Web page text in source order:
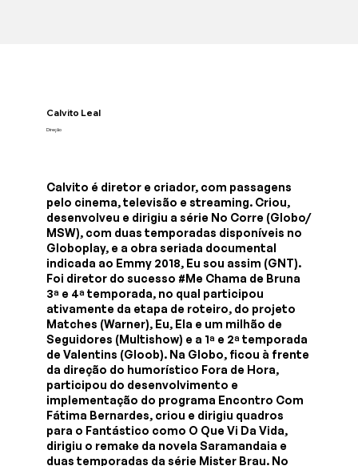
Calvito Leal
Direção
Calvito é diretor e criador, com passagens
pelo cinema, televisão e streaming. Criou,
desenvolveu e dirigiu a série No Corre (Globo/
MSW), com duas temporadas disponíveis no
Globoplay, e a obra seriada documental
indicada ao Emmy 2018, Eu sou assim (GNT).
Foi diretor do sucesso #Me Chama de Bruna
3ª e 4ª temporada, no qual participou
ativamente da etapa de roteiro, do projeto
Matches (Warner), Eu, Ela e um milhão de
Seguidores (Multishow) e a 1ª e 2ª temporada
de Valentins (Gloob). Na Globo, ficou à frente
da direção do humorístico Fora de Hora,
participou do desenvolvimento e
implementação do programa Encontro Com
Fátima Bernardes, criou e dirigiu quadros
para o Fantástico como O Que Vi Da Vida,
dirigiu o remake da novela Saramandaia e
duas temporadas da série Mister Brau. No